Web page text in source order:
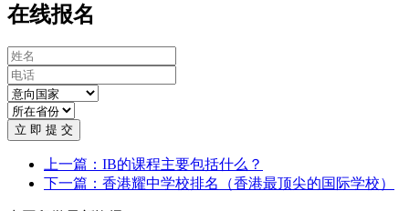
在线报名
立 即 提 交
上一篇：IB的课程主要包括什么？
下一篇：香港耀中学校排名（香港最顶尖的国际学校）